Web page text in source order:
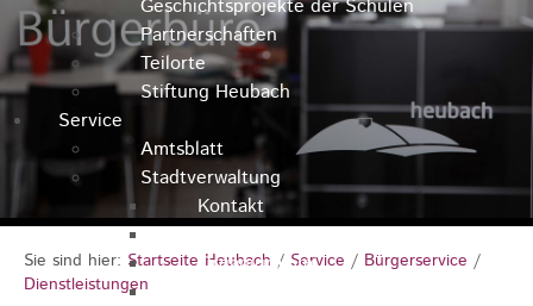
Geschichtsprojekte der Schulen
Partnerschaften
Teilorte
Stiftung Heubach
Service
Amtsblatt
Stadtverwaltung
Kontakt
Rathausteam
Organigramm
Sie sind hier: Startseite Heubach / Service / Bürgerservice /
Dienstleistungen